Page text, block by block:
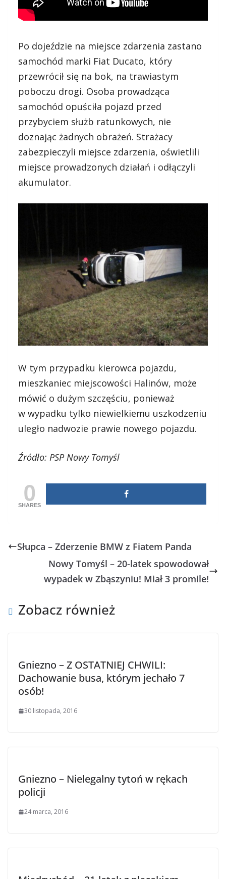
Po dojeździe na miejsce zdarzenia zastano
samochód marki Fiat Ducato, który
przewrócił się na bok, na trawiastym
poboczu drogi. Osoba prowadząca
samochód opuściła pojazd przed
przybyciem służb ratunkowych, nie
doznając żadnych obrażeń. Strażacy
zabezpieczyli miejsce zdarzenia, oświetlili
miejsce prowadzonych działań i odłączyli
akumulator.
W tym przypadku kierowca pojazdu,
mieszkaniec miejscowości Halinów, może
mówić o dużym szczęściu, ponieważ
w wypadku tylko niewielkiemu uszkodzeniu
uległo nadwozie prawie nowego pojazdu.
Źródło: PSP Nowy Tomyśl
0
SHARES
Słupca – Zderzenie BMW z Fiatem Panda
Nowy Tomyśl – 20-latek spowodował
wypadek w Zbąszyniu! Miał 3 promile!
Zobacz również
Gniezno – Z OSTATNIEJ CHWILI:
Dachowanie busa, którym jechało 7
osób!
30 listopada, 2016
Gniezno – Nielegalny tytoń w rękach
policji
24 marca, 2016